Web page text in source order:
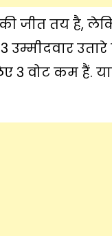
जीत तय है,
3 वोट कम हैं.